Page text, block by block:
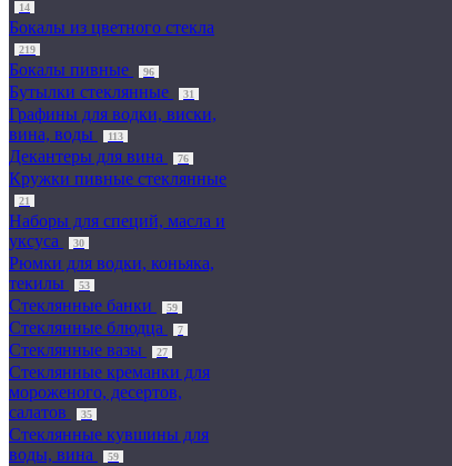
14
Бокалы из цветного стекла
219
Бокалы пивные 96
Бутылки стеклянные 31
Графины для водки, виски,
вина, воды
113
Декантеры для вина 76
Кружки пивные стеклянные
21
Наборы для специй, масла и
уксуса
30
Рюмки для водки, коньяка,
текилы
53
Стеклянные банки 59
Стеклянные блюдца 7
Стеклянные вазы 27
Стеклянные креманки для
мороженого, десертов,
салатов
35
Стеклянные кувшины для
воды, вина
59